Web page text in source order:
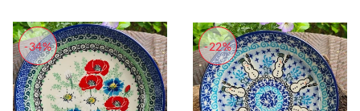
-34% -22%